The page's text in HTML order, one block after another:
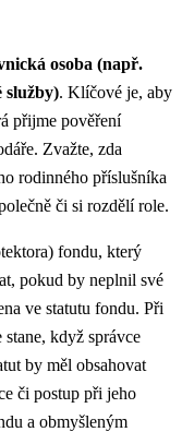
osoba (např.
služby). Klíčové je, aby
přijme pověření
Zvažte, zda
rodinného příslušníka
či si rozdělí role.
fondu, který
pokud by neplnil své
ve statutu fondu. Při
stane, když správce
by měl obsahovat
či postup při jeho
a obmyšleným